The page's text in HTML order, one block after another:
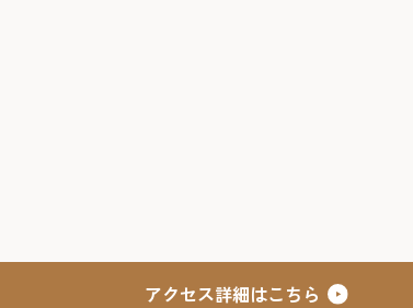
アクセス詳細はこちら